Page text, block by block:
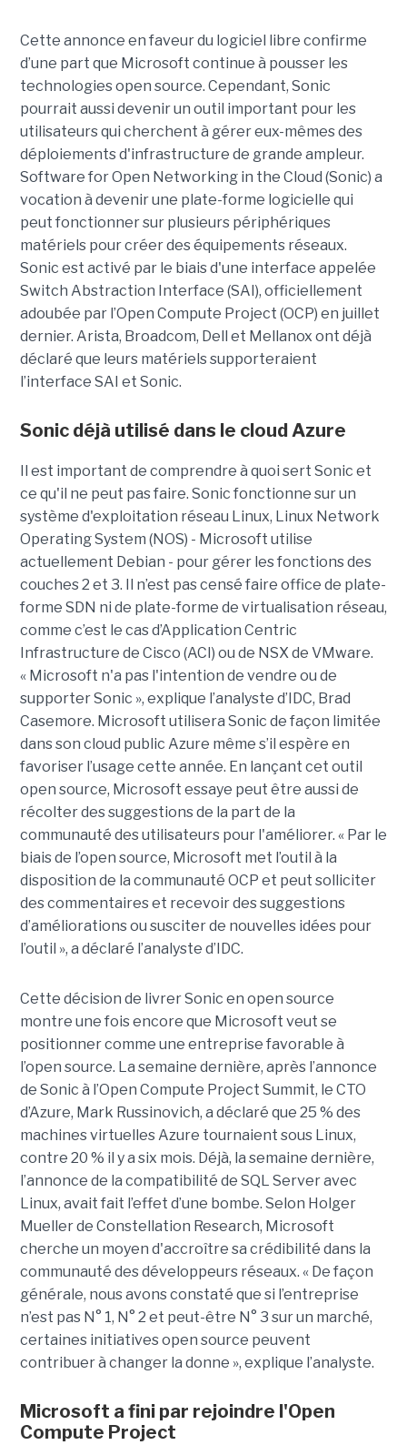
Cette annonce en faveur du logiciel libre confirme
d’une part que Microsoft continue à pousser les
technologies open source. Cependant, Sonic
pourrait aussi devenir un outil important pour les
utilisateurs qui cherchent à gérer eux-mêmes des
déploiements d'infrastructure de grande ampleur.
Software for Open Networking in the Cloud (Sonic) a
vocation à devenir une plate-forme logicielle qui
peut fonctionner sur plusieurs périphériques
matériels pour créer des équipements réseaux.
Sonic est activé par le biais d'une interface appelée
Switch Abstraction Interface (SAI), officiellement
adoubée par l’Open Compute Project (OCP) en juillet
dernier. Arista, Broadcom, Dell et Mellanox ont déjà
déclaré que leurs matériels supporteraient
l’interface SAI et Sonic.
Sonic déjà utilisé dans le cloud Azure
Il est important de comprendre à quoi sert Sonic et
ce qu'il ne peut pas faire. Sonic fonctionne sur un
système d'exploitation réseau Linux, Linux Network
Operating System (NOS) - Microsoft utilise
actuellement Debian - pour gérer les fonctions des
couches 2 et 3. Il n’est pas censé faire office de plate-
forme SDN ni de plate-forme de virtualisation réseau,
comme c’est le cas d’Application Centric
Infrastructure de Cisco (ACI) ou de NSX de VMware.
« Microsoft n'a pas l'intention de vendre ou de
supporter Sonic », explique l’analyste d’IDC, Brad
Casemore. Microsoft utilisera Sonic de façon limitée
dans son cloud public Azure même s’il espère en
favoriser l’usage cette année. En lançant cet outil
open source, Microsoft essaye peut être aussi de
récolter des suggestions de la part de la
communauté des utilisateurs pour l'améliorer. « Par le
biais de l’open source, Microsoft met l’outil à la
disposition de la communauté OCP et peut solliciter
des commentaires et recevoir des suggestions
d’améliorations ou susciter de nouvelles idées pour
l’outil », a déclaré l’analyste d’IDC.
Cette décision de livrer Sonic en open source
montre une fois encore que Microsoft veut se
positionner comme une entreprise favorable à
l’open source. La semaine dernière, après l’annonce
de Sonic à l’Open Compute Project Summit, le CTO
d’Azure, Mark Russinovich, a déclaré que 25 % des
machines virtuelles Azure tournaient sous Linux,
contre 20 % il y a six mois. Déjà, la semaine dernière,
l’annonce de la compatibilité de SQL Server avec
Linux, avait fait l’effet d’une bombe. Selon Holger
Mueller de Constellation Research, Microsoft
cherche un moyen d'accroître sa crédibilité dans la
communauté des développeurs réseaux. « De façon
générale, nous avons constaté que si l’entreprise
n’est pas N° 1, N° 2 et peut-être N° 3 sur un marché,
certaines initiatives open source peuvent
contribuer à changer la donne », explique l’analyste.
Microsoft a fini par rejoindre l'Open
Compute Project